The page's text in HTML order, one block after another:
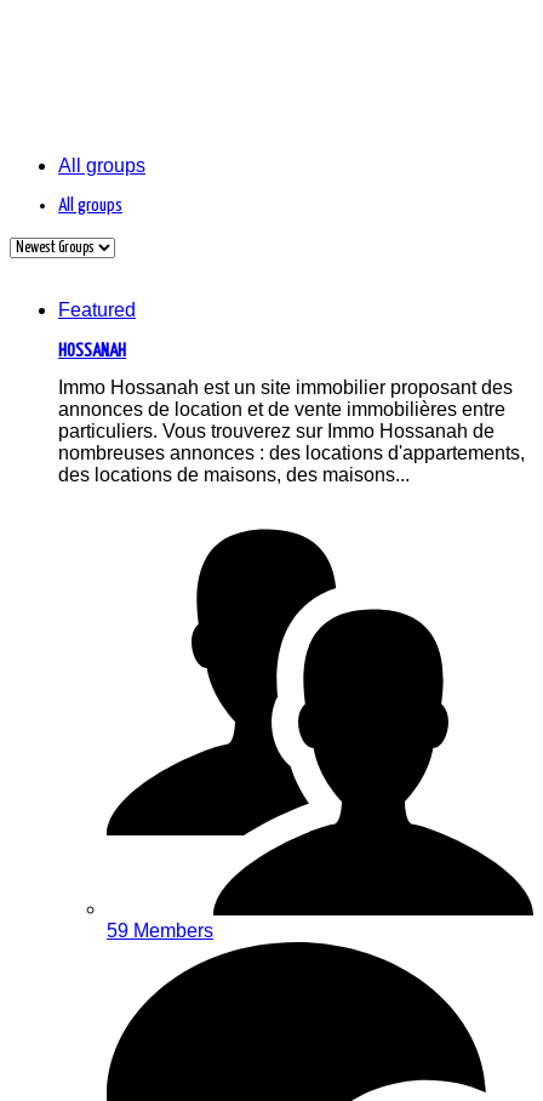
All groups
All groups
Featured
HOSSANAH
Immo Hossanah est un site immobilier proposant des
annonces de location et de vente immobilières entre
particuliers. Vous trouverez sur Immo Hossanah de
nombreuses annonces : des locations d'appartements,
des locations de maisons, des maisons...
59 Members